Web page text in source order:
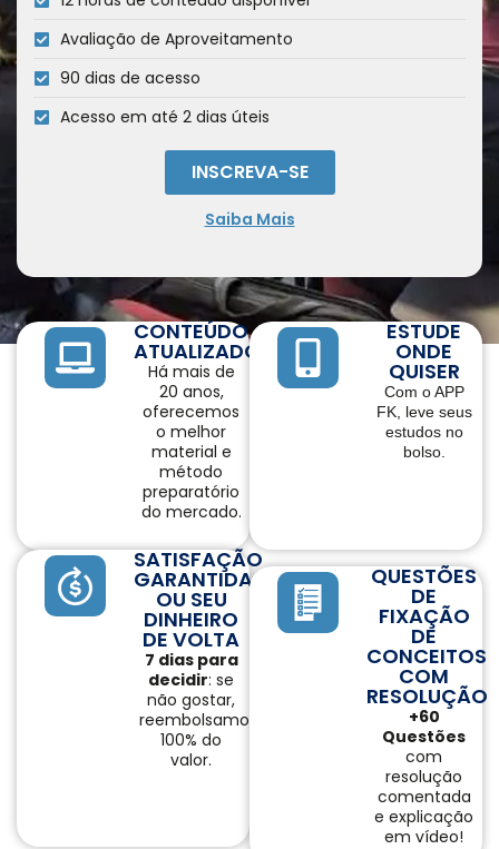
Avaliação de Aproveitamento
90 dias de acesso
Acesso em até 2 dias úteis
INSCREVA-SE
Saiba Mais
CONTEÚDO
ATUALIZADO
Há mais de
20 anos,
oferecemos
o melhor
material e
método
preparatório
do mercado.
ESTUDE
ONDE
QUISER
Com o APP
FK, leve seus
estudos no
bolso.
SATISFAÇÃO
GARANTIDA
OU SEU
DINHEIRO
DE VOLTA
7 dias para
decidir: se
não gostar,
reembolsamos
100% do
valor.
QUESTÕES
DE
FIXAÇÃO
DE
CONCEITOS
COM
RESOLUÇÃO
+60
Questões
com
resolução
comentada
e explicação
em vídeo!